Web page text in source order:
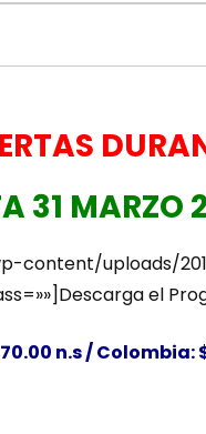
31 MARZO
uploads/
el
n.s / Colombia: